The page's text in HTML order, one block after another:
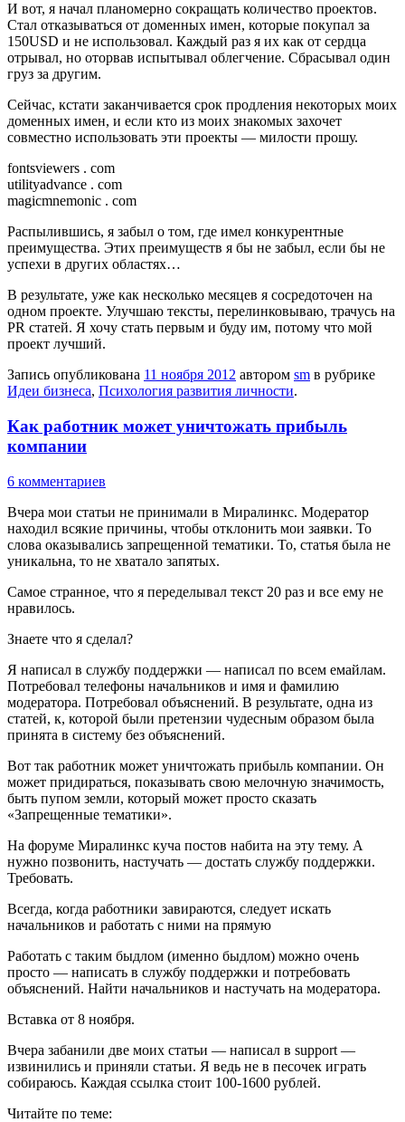
И вот, я начал планомерно сокращать количество проектов.
Стал отказываться от доменных имен, которые покупал за
150USD и не использовал. Каждый раз я их как от сердца
отрывал, но оторвав испытывал облегчение. Сбрасывал один
груз за другим.
Сейчас, кстати заканчивается срок продления некоторых моих
доменных имен, и если кто из моих знакомых захочет
совместно использовать эти проекты — милости прошу.
fontsviewers . com
utilityadvance . com
magicmnemonic . com
Распылившись, я забыл о том, где имел конкурентные
преимущества. Этих преимуществ я бы не забыл, если бы не
успехи в других областях…
В результате, уже как несколько месяцев я сосредоточен на
одном проекте. Улучшаю тексты, перелинковываю, трачусь на
PR статей. Я хочу стать первым и буду им, потому что мой
проект лучший.
Запись опубликована 11 ноября 2012 автором sm в рубрике
Идеи бизнеса, Психология развития личности.
Как работник может уничтожать прибыль
компании
6 комментариев
Вчера мои статьи не принимали в Миралинкс. Модератор
находил всякие причины, чтобы отклонить мои заявки. То
слова оказывались запрещенной тематики. То, статья была не
уникальна, то не хватало запятых.
Самое странное, что я переделывал текст 20 раз и все ему не
нравилось.
Знаете что я сделал?
Я написал в службу поддержки — написал по всем емайлам.
Потребовал телефоны начальников и имя и фамилию
модератора. Потребовал объяснений. В результате, одна из
статей, к, которой были претензии чудесным образом была
принята в систему без объяснений.
Вот так работник может уничтожать прибыль компании. Он
может придираться, показывать свою мелочную значимость,
быть пупом земли, который может просто сказать
«Запрещенные тематики».
На форуме Миралинкс куча постов набита на эту тему. А
нужно позвонить, настучать — достать службу поддержки.
Требовать.
Всегда, когда работники завираются, следует искать
начальников и работать с ними на прямую
Работать с таким быдлом (именно быдлом) можно очень
просто — написать в службу поддержки и потребовать
объяснений. Найти начальников и настучать на модератора.
Вставка от 8 ноября.
Вчера забанили две моих статьи — написал в support —
извинились и приняли статьи. Я ведь не в песочек играть
собираюсь. Каждая ссылка стоит 100-1600 рублей.
Читайте по теме: